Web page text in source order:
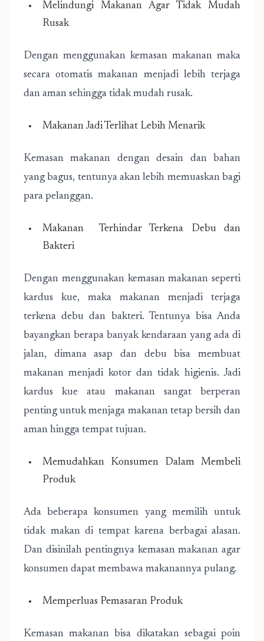
Melindungi Makanan Agar Tidak Mudah
Rusak
Dengan menggunakan kemasan makanan maka
secara otomatis makanan menjadi lebih terjaga
dan aman sehingga tidak mudah rusak.
Makanan Jadi Terlihat Lebih Menarik
Kemasan makanan dengan desain dan bahan
yang bagus, tentunya akan lebih memuaskan bagi
para pelanggan.
Makanan Terhindar Terkena Debu dan
Bakteri
Dengan menggunakan kemasan makanan seperti
kardus kue, maka makanan menjadi terjaga
terkena debu dan bakteri. Tentunya bisa Anda
bayangkan berapa banyak kendaraan yang ada di
jalan, dimana asap dan debu bisa membuat
makanan menjadi kotor dan tidak higienis. Jadi
kardus kue atau makanan sangat berperan
penting untuk menjaga makanan tetap bersih dan
aman hingga tempat tujuan.
Memudahkan Konsumen Dalam Membeli
Produk
Ada beberapa konsumen yang memilih untuk
tidak makan di tempat karena berbagai alasan.
Dan disinilah pentingnya kemasan makanan agar
konsumen dapat membawa makanannya pulang.
Memperluas Pemasaran Produk
Kemasan makanan bisa dikatakan sebagai poin